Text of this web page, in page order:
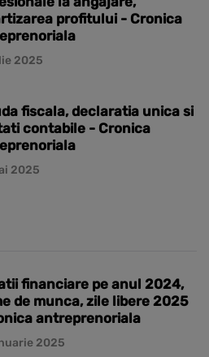
profitului - Cronica
2025
fiscala, declaratia unica si
contabile - Cronica
2025
financiare pe anul 2024,
de munca, zile libere 2025
antreprenoriala
2025